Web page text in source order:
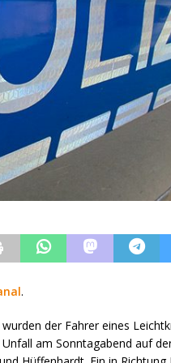
.
der Fahrer eines
am Sonntagabend auf